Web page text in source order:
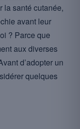
la santé cutanée,
avant leur
? Parce que
aux diverses
d’adopter un
quelques